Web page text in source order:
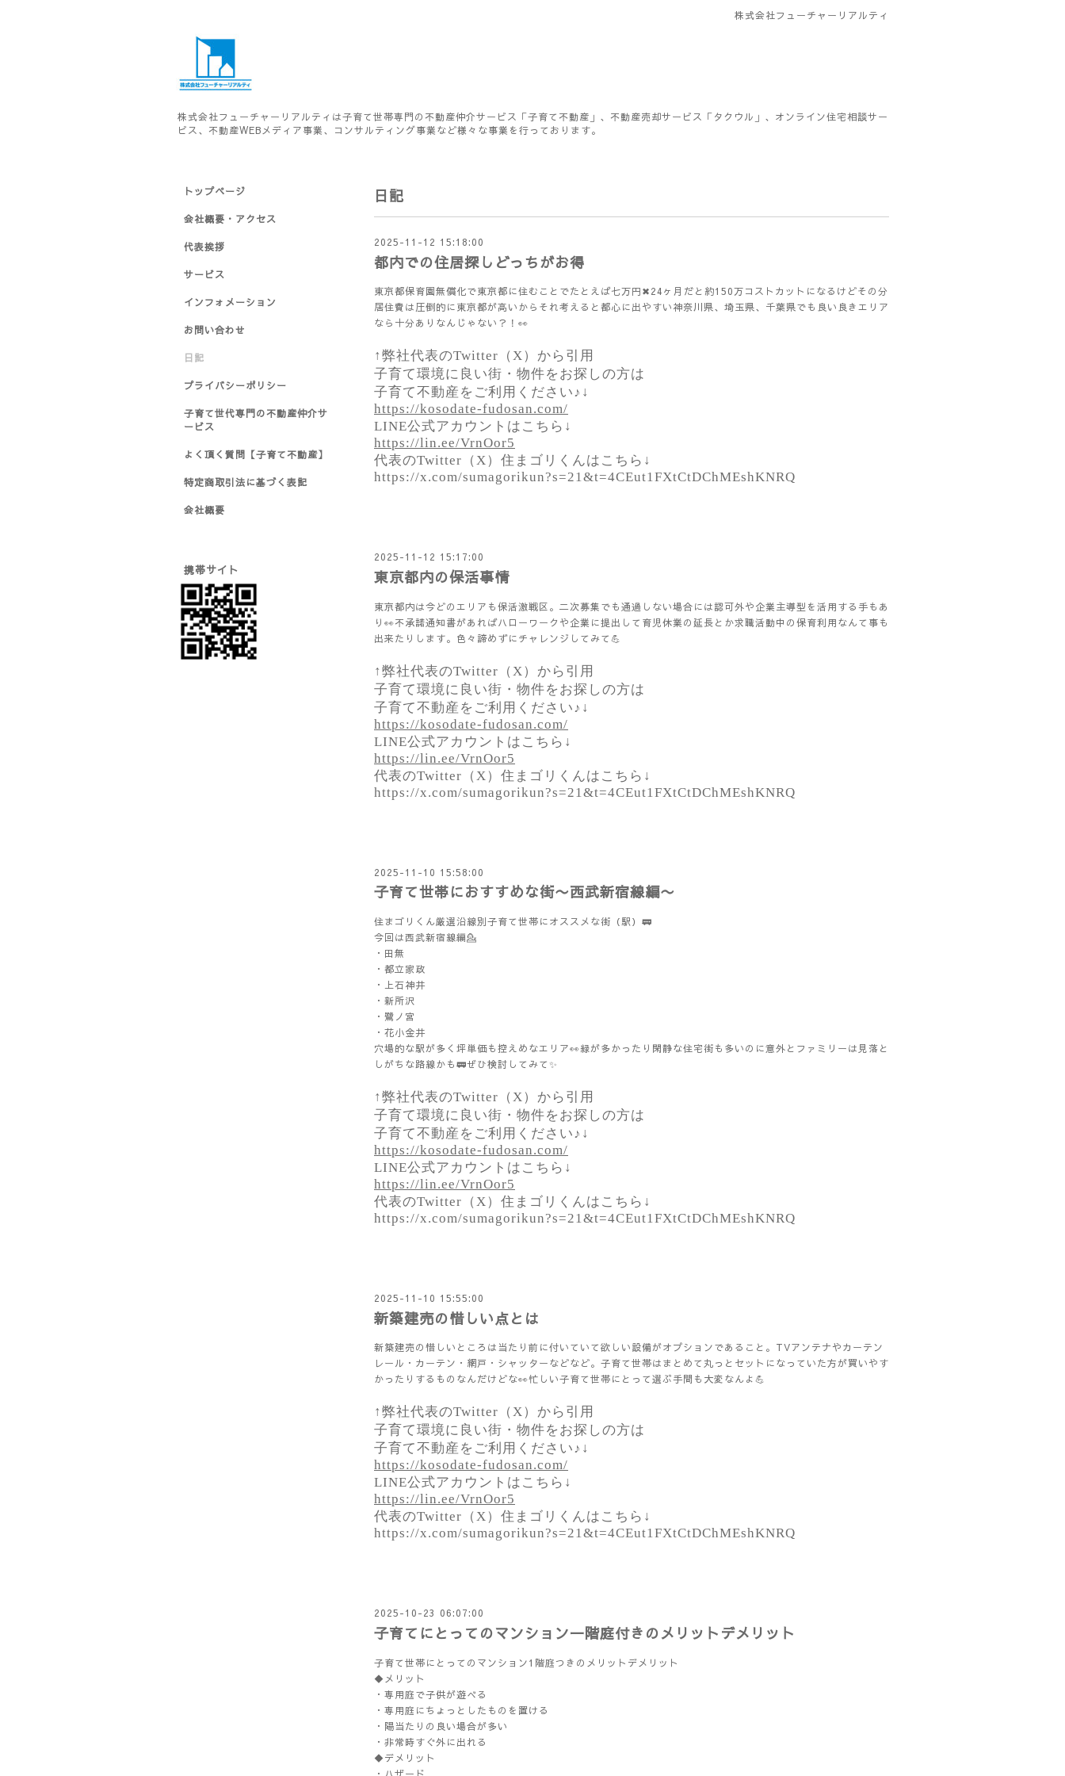
株式会社フューチャーリアルティ
株式会社フューチャーリアルティは子育て世帯専門の不動産仲介サービス「子育て不動産」、不動産売却サービス「タクウル」、オンライン住宅相談サー
ビス、不動産WEBメディア事業、コンサルティング事業など様々な事業を行っております。
日記
2025-11-12 15:18:00
都内での住居探しどっちがお得
東京都保育園無償化で東京都に住むことでたとえば七万円✖︎24ヶ月だと約150万コストカットになるけどその分
居住費は圧倒的に東京都が高いからそれ考えると都心に出やすい神奈川県、埼玉県、千葉県でも良い良きエリア
なら十分ありなんじゃない？！👀
↑弊社代表のTwitter（X）から引用
子育て環境に良い街・物件をお探しの方は
子育て不動産をご利用ください♪↓
https://kosodate-fudosan.com/
LINE公式アカウントはこちら↓
https://lin.ee/VrnOor5
代表のTwitter（X）住まゴリくんはこちら↓
https://x.com/sumagorikun?s=21&t=4CEut1FXtCtDChMEshKNRQ
2025-11-12 15:17:00
東京都内の保活事情
東京都内は今どのエリアも保活激戦区。二次募集でも通過しない場合には認可外や企業主導型を活用する手もあ
り👀不承諾通知書があればハローワークや企業に提出して育児休業の延長とか求職活動中の保育利用なんて事も
出来たりします。色々諦めずにチャレンジしてみて💪
↑弊社代表のTwitter（X）から引用
子育て環境に良い街・物件をお探しの方は
子育て不動産をご利用ください♪↓
https://kosodate-fudosan.com/
LINE公式アカウントはこちら↓
https://lin.ee/VrnOor5
代表のTwitter（X）住まゴリくんはこちら↓
https://x.com/sumagorikun?s=21&t=4CEut1FXtCtDChMEshKNRQ
2025-11-10 15:58:00
子育て世帯におすすめな街〜西武新宿線編〜
住まゴリくん厳選沿線別子育て世帯にオススメな街（駅）🚃
今回は西武新宿線編💁
・田無
・都立家政
・上石神井
・新所沢
・鷺ノ宮
・花小金井
穴場的な駅が多く坪単価も控えめなエリア👀緑が多かったり閑静な住宅街も多いのに意外とファミリーは見落と
しがちな路線かも🚃ぜひ検討してみて✨
↑弊社代表のTwitter（X）から引用
子育て環境に良い街・物件をお探しの方は
子育て不動産をご利用ください♪↓
https://kosodate-fudosan.com/
LINE公式アカウントはこちら↓
https://lin.ee/VrnOor5
代表のTwitter（X）住まゴリくんはこちら↓
https://x.com/sumagorikun?s=21&t=4CEut1FXtCtDChMEshKNRQ
2025-11-10 15:55:00
新築建売の惜しい点とは
新築建売の惜しいところは当たり前に付いていて欲しい設備がオプションであること。TVアンテナやカーテン
レール・カーテン・網戸・シャッターなどなど。子育て世帯はまとめて丸っとセットになっていた方が買いやす
かったりするものなんだけどな👀忙しい子育て世帯にとって選ぶ手間も大変なんよ💪
↑弊社代表のTwitter（X）から引用
子育て環境に良い街・物件をお探しの方は
子育て不動産をご利用ください♪↓
https://kosodate-fudosan.com/
LINE公式アカウントはこちら↓
https://lin.ee/VrnOor5
代表のTwitter（X）住まゴリくんはこちら↓
https://x.com/sumagorikun?s=21&t=4CEut1FXtCtDChMEshKNRQ
2025-10-23 06:07:00
子育てにとってのマンション一階庭付きのメリットデメリット
子育て世帯にとってのマンション1階庭つきのメリットデメリット
◆メリット
・専用庭で子供が遊べる
・専用庭にちょっとしたものを置ける
・陽当たりの良い場合が多い
・非常時すぐ外に出れる
◆デメリット
・ハザード
トップページ
会社概要・アクセス
代表挨拶
サービス
インフォメーション
お問い合わせ
日記
プライバシーポリシー
子育て世代専門の不動産仲介サ
ービス
よく頂く質問【子育て不動産】
特定商取引法に基づく表記
会社概要
携帯サイト